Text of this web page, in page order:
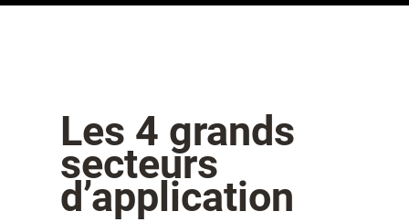
Les 4 grands
secteurs
d’application